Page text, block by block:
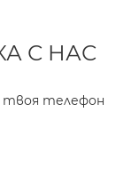
С НАС
твоя телефон